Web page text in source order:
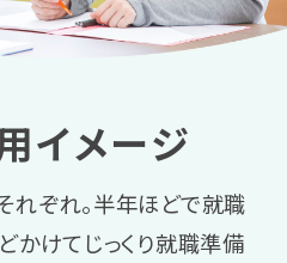
イメージ
れぞれ。半年ほどで就職
かけてじっくり就職準備